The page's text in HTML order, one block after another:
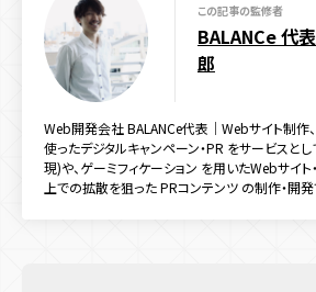
多言語化機能 CMS機能
会員・ログイン機能 決済機能
認知拡大 販売促進 マーケティングデ
この記事の監修者
BALANCe 代
郎
Web開発会社 BALANCe代表｜Webサイト制作
使ったデジタルキャンペーン・PR をサービスと
現)や、ゲーミフィケーション を用いたWebサイト
上での拡散を狙った PRコンテンツ の制作・開発